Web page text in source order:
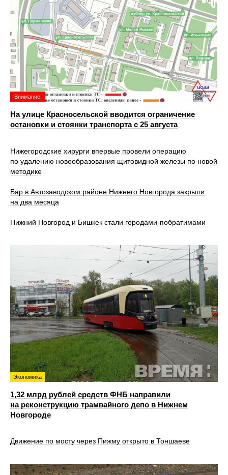
Внимание!
На улице Красносельской вводится ограничение
остановки и стоянки транспорта с 25 августа
Нижегородские хирурги впервые провели операцию
по удалению новообразования щитовидной железы по новой
методике
Бар в Автозаводском районе Нижнего Новгорода закрыли
на два месяца
Нижний Новгород и Бишкек стали городами-побратимами
Экономика
1,32 млрд рублей средств ФНБ направили
на реконструкцию трамвайного депо в Нижнем
Новгороде
Движение по мосту через Пижму открыто в Тоншаеве